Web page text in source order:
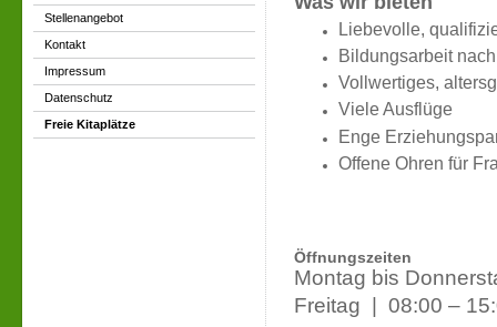
Stellenangebot
Kontakt
Impressum
Datenschutz
Freie Kitaplätze
Liebevolle,
Bildungsarbeit
Vollwertiges,
Viele Ausflüge
Enge
Offene Ohren für
Öffnungszeiten
Montag bis
Freitag | 08:00 –